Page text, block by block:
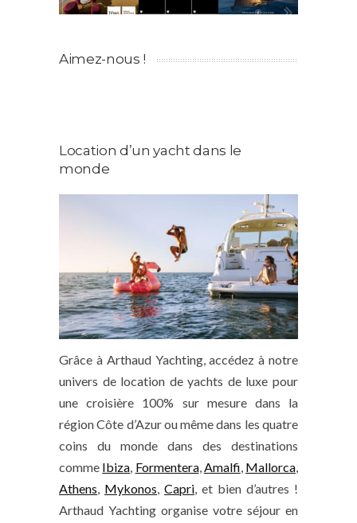
Aimez-nous !
Location d’un yacht dans le
monde
Grâce à Arthaud Yachting, accédez à notre
univers de location de yachts de luxe pour
une croisière 100% sur mesure dans la
région Côte d’Azur ou même dans les quatre
coins du monde dans des destinations
comme Ibiza, Formentera,Amalfi, Mallorca,
Athens, Mykonos, Capri, et bien d’autres !
Arthaud Yachting organise votre séjour en